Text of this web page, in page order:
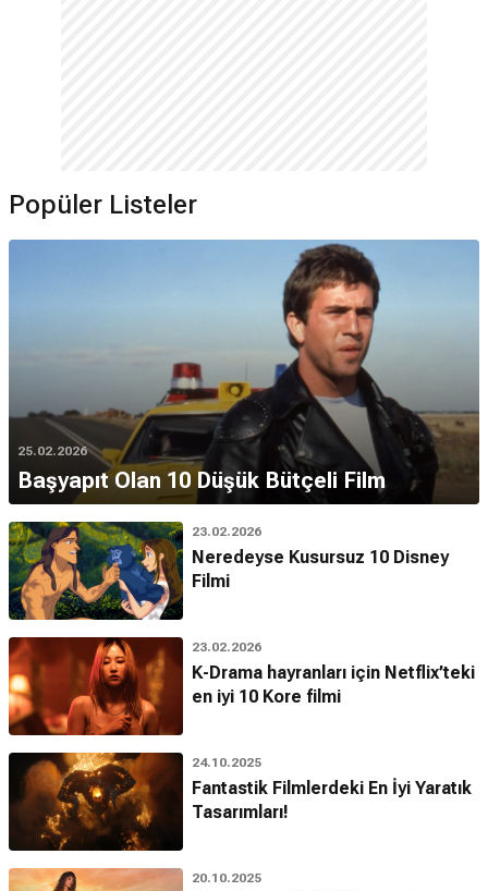
Popüler Listeler
25.02.2026
Başyapıt Olan 10 Düşük Bütçeli Film
23.02.2026
Neredeyse Kusursuz 10 Disney
Filmi
23.02.2026
K-Drama hayranları için Netflix’teki
en iyi 10 Kore filmi
24.10.2025
Fantastik Filmlerdeki En İyi Yaratık
Tasarımları!
20.10.2025